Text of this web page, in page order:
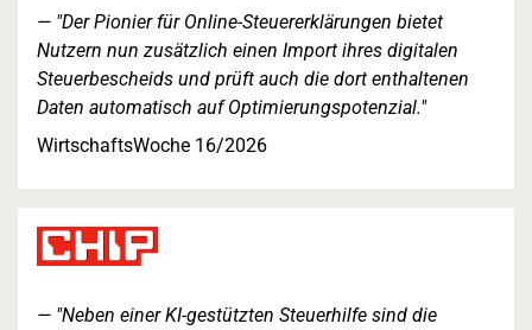
"Der Pionier für Online-Steuererklärungen bietet
Nutzern nun zusätzlich einen Import ihres digitalen
Steuerbescheids und prüft auch die dort enthaltenen
Daten automatisch auf Optimierungspotenzial."
WirtschaftsWoche 16/2026
"Neben einer KI-gestützten Steuerhilfe sind die